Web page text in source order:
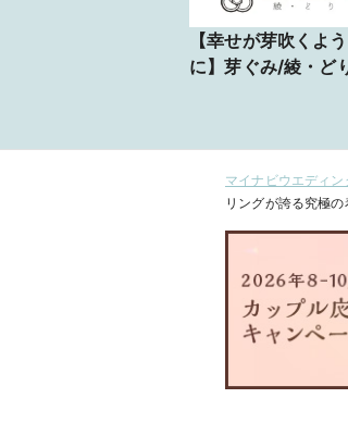
【幸せが芽吹くよう
に】芽ぐみ/綾・ど
マイナビウエディン
リングが誇る究極